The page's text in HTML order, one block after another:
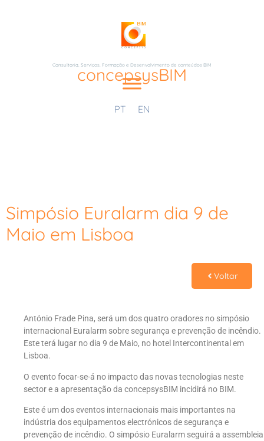
concepsysBIM
Consultoria, Serviços, Formação e Desenvolvimento de conteúdos BIM
PT EN
Simpósio Euralarm dia 9 de
Maio em Lisboa
Voltar
António Frade Pina, será um dos quatro oradores no simpósio
internacional Euralarm sobre segurança e prevenção de incêndio.
Este terá lugar no dia 9 de Maio, no hotel Intercontinental em
Lisboa.
O evento focar-se-á no impacto das novas tecnologias neste
sector e a apresentação da concepsysBIM incidirá no BIM.
Este é um dos eventos internacionais mais importantes na
indústria dos equipamentos electrónicos de segurança e
prevenção de incêndio. O simpósio Euralarm seguirá a assembleia